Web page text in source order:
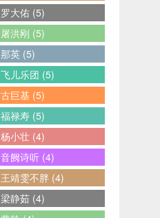
罗大佑 (5)
屠洪刚 (5)
那英 (5)
飞儿乐团 (5)
古巨基 (5)
福禄寿 (5)
杨小壮 (4)
音阙诗听 (4)
王靖雯不胖 (4)
梁静茹 (4)